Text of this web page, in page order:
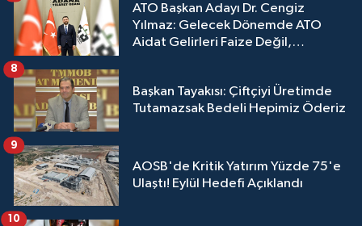
ATO Başkan Adayı Dr. Cengiz
Yılmaz: Gelecek Dönemde ATO
Aidat Gelirleri Faize Değil,
Başkan Tayakısı: Çiftçiyi Üretimde
Tutamazsak Bedeli Hepimiz Öderiz
8
AOSB'de Kritik Yatırım Yüzde 75'e
Ulaştı! Eylül Hedefi Açıklandı
9
10